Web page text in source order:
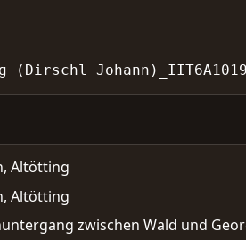
(Dirschl
Altötting
Altötting
zwischen Wald und